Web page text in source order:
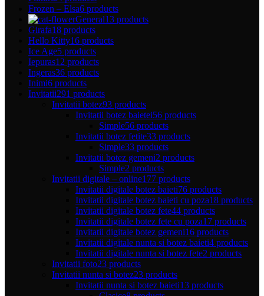
Frozen – Elsa6 products
General13 products
Girafa18 products
Hello Kitty16 products
Ice Age5 products
Iepuras12 products
Ingeras36 products
Inimi6 products
Invitatii291 products
Invitatii botez93 products
Invitatii botez baietei56 products
Simple56 products
Invitatii botez fetite33 products
Simple33 products
Invitatii botez gemeni2 products
Simple2 products
Invitatii digitale – online177 products
Invitatii digitale botez baieti76 products
Invitatii digitale botez baieti cu poza18 products
Invitatii digitale botez fete44 products
Invitatii digitale botez fete cu poza17 products
Invitatii digitale botez gemeni16 products
Invitatii digitale nunta si botez baieti4 products
Invitatii digitale nunta si botez fete2 products
Invitatii foto23 products
Invitatii nunta si botez23 products
Invitatii nunta si botez baieti13 products